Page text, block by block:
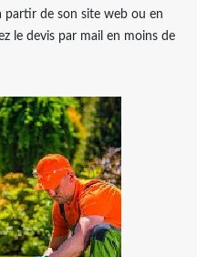
partir de son site web ou en
le devis par mail en moins de